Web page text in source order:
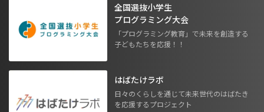
全国選抜小学生
プログラミング大会
「プログラミング教育」で未来を創造する
子どもたちを応援！！
はばたけラボ
日々のくらしを通じて未来世代のはばたき
を応援するプロジェクト